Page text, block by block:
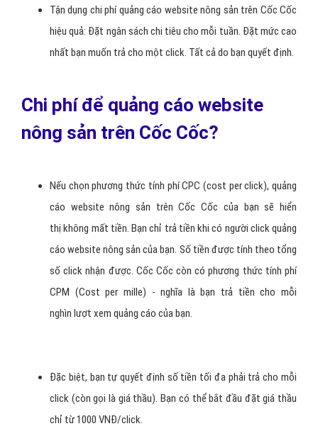
Tận dụng chi phí quảng cáo website nông sản trên Cốc Cốc
hiệu quả: Đặt ngân sách chi tiêu cho mỗi tuần. Đặt mức cao
nhất bạn muốn trả cho một click. Tất cả do bạn quyết định.
Chi phí để quảng cáo website
nông sản trên Cốc Cốc?
Nếu chọn phương thức tính phí CPC (cost per click), quảng
cáo website nông sản trên Cốc Cốc của bạn sẽ hiển
thị không mất tiền. Bạn chỉ trả tiền khi có người click quảng
cáo website nông sản của bạn. Số tiền được tính theo tổng
số click nhận được. Cốc Cốc còn có phương thức tính phí
CPM (Cost per mille) - nghĩa là bạn trả tiền cho mỗi
nghìn lượt xem quảng cáo của bạn.
Đặc biệt, bạn tự quyết định số tiền tối đa phải trả cho mỗi
click (còn gọi là giá thầu). Bạn có thể bắt đầu đặt giá thầu
chỉ từ 1000 VNĐ/click.